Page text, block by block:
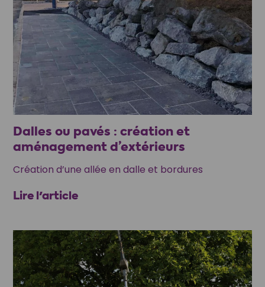
Dalles ou pavés : création et
aménagement d’extérieurs
Création d’une allée en dalle et bordures
Lire l'article